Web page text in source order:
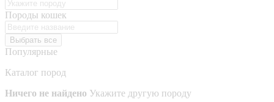
Породы кошек
Выбрать все
Популярные
Каталог пород
Ничего не найдено Укажите другую породу